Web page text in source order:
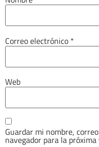
Correo electrónico *
Web
Guardar mi nombre,
navegador para la